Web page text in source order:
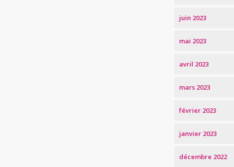
juin 2023
mai 2023
avril 2023
mars 2023
février 2023
janvier 2023
décembre 2022